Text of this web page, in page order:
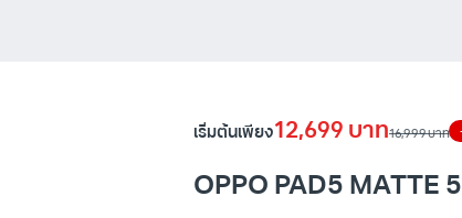
เริ่มต้นเพียง12,699 บาท16,999 บาท
OPPO PAD5 MATTE